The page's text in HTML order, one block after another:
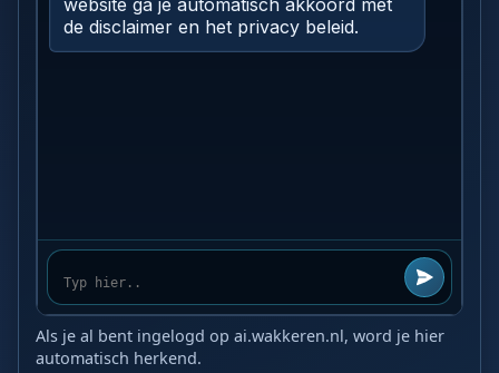
Als je al bent ingelogd op ai.wakkeren.nl, word je hier
automatisch herkend.